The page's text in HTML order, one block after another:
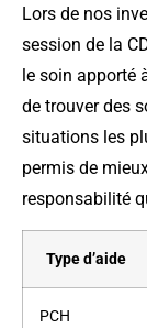
Lors de nos
session de la
le soin apporté
de trouver des
situations les
permis de
responsabilité
Type d’aide
PCH